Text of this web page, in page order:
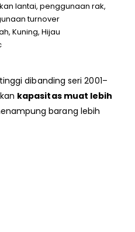
lantai, penggunaan rak,
turnover
Kuning, Hijau
dibanding seri 2001–
kapasitas muat lebih
barang lebih